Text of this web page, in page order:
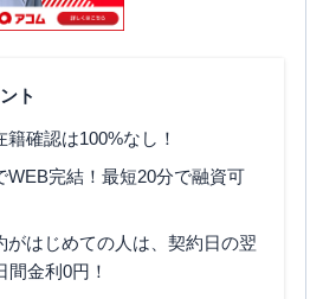
ト
確認は100%なし！
WEB完結！最短20分で融資可
がはじめての人は、契約日の翌
間金利0円！